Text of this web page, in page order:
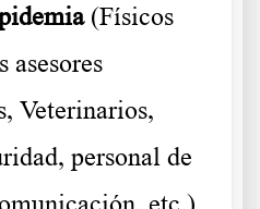
(Físicos
asesores
Veterinarios,
personal de